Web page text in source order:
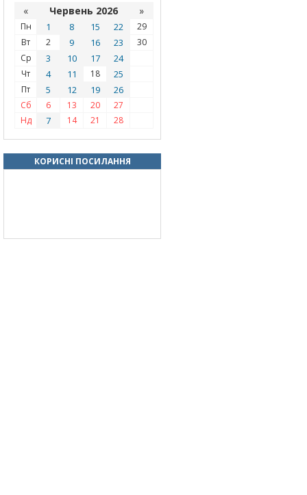
« Червень 2026 »
Пн 1 8 15 22
29
Вт
2 9 16 23
30
Ср
3 10 17 24
Чт 4 11 18 25
Пт 5 12 19 26
Сб 6 13 20
27
Нд
7 14 21 28
КОРИСНІ ПОСИЛАННЯ